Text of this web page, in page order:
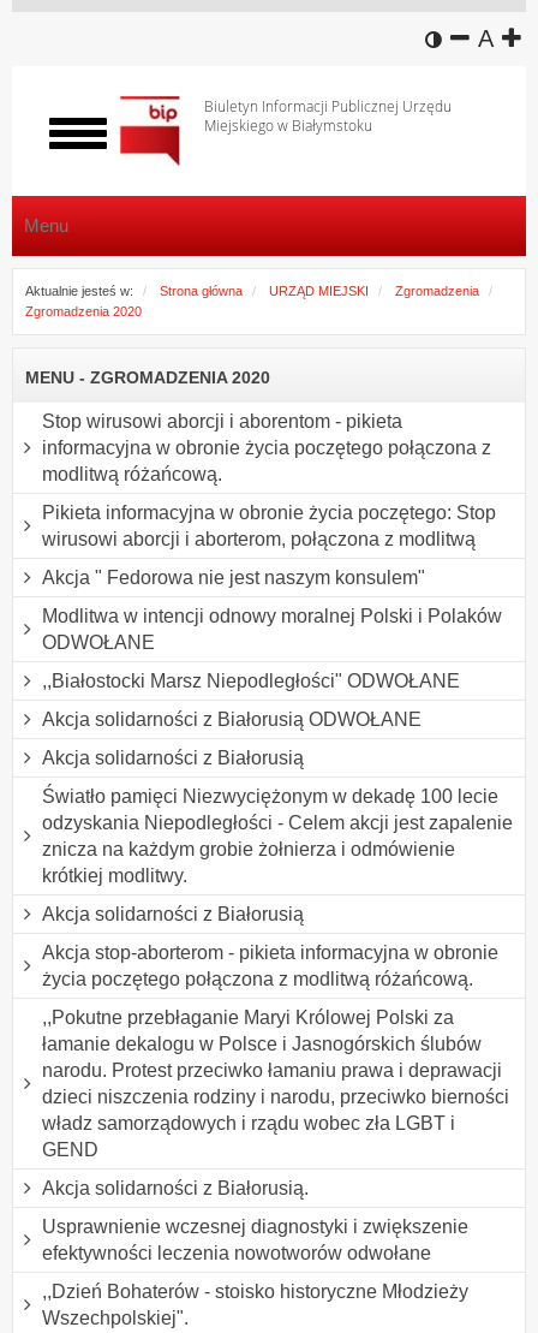
wersja
A
Biuletyn Informacji Publicznej Urzędu
Miejskiego w Białymstoku
Włącz
menu
Menu
Aktualnie jesteś w: Strona główna URZĄD MIEJSKI
Zgromadzenia
Zgromadzenia 2020
MENU - ZGROMADZENIA 2020
Stop wirusowi aborcji i aborentom - pikieta
informacyjna w obronie życia poczętego połączona z
modlitwą różańcową.
Pikieta informacyjna w obronie życia poczętego: Stop
wirusowi aborcji i aborterom, połączona z modlitwą
Akcja " Fedorowa nie jest naszym konsulem"
Modlitwa w intencji odnowy moralnej Polski i Polaków
ODWOŁANE
,,Białostocki Marsz Niepodległości" ODWOŁANE
Akcja solidarności z Białorusią ODWOŁANE
Akcja solidarności z Białorusią
Światło pamięci Niezwyciężonym w dekadę 100 lecie
odzyskania Niepodległości - Celem akcji jest zapalenie
znicza na każdym grobie żołnierza i odmówienie
krótkiej modlitwy.
Akcja solidarności z Białorusią
Akcja stop-aborterom - pikieta informacyjna w obronie
życia poczętego połączona z modlitwą różańcową.
,,Pokutne przebłaganie Maryi Królowej Polski za
łamanie dekalogu w Polsce i Jasnogórskich ślubów
narodu. Protest przeciwko łamaniu prawa i deprawacji
dzieci niszczenia rodziny i narodu, przeciwko bierności
władz samorządowych i rządu wobec zła LGBT i
GEND
Akcja solidarności z Białorusią.
Usprawnienie wczesnej diagnostyki i zwiększenie
efektywności leczenia nowotworów odwołane
,,Dzień Bohaterów - stoisko historyczne Młodzieży
Wszechpolskiej".